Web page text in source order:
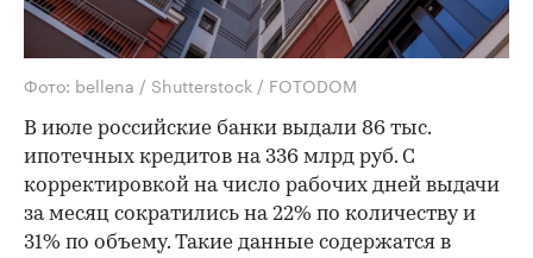
Фото: bellena / Shutterstock / FOTODOM
В июле российские банки выдали 86 тыс.
ипотечных кредитов на 336 млрд руб. С
корректировкой на число рабочих дней выдачи
за месяц сократились на 22% по количеству и
31% по объему. Такие данные содержатся в